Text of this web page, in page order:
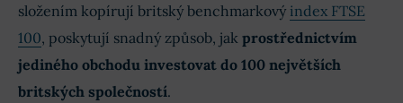
složením kopírují britský benchmarkový index FTSE
100, poskytují snadný způsob, jak prostřednictvím
jediného obchodu investovat do 100 největších
britských společností.